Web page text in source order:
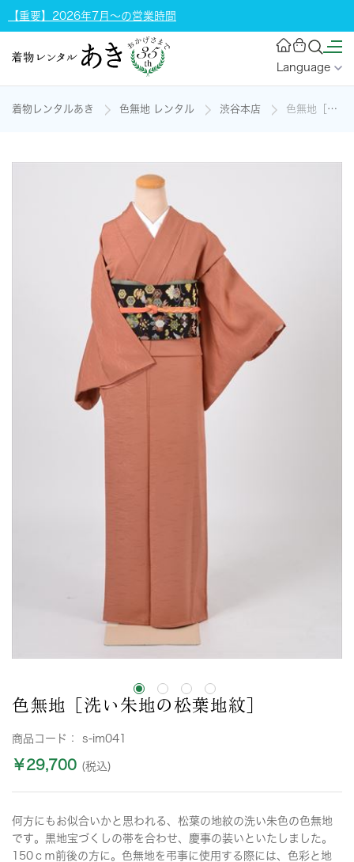
【重要】2026年7月～の営業時間
Language
着物レンタルあき 色無地 レンタル 渋谷本店 色無地［洗い朱地の松葉地紋］の着物レンタル
色無地［洗い朱地の松葉地紋］
商品コード： s-im041
￥29,700 (税込)
何方にもお似合いかと思われる、松葉の地紋の洗い朱色の色無地
です。黒地宝づくしの帯を合わせ、慶事の装いといたしました。
150ｃｍ前後の方に。色無地を弔事に使用する際には、色彩と地